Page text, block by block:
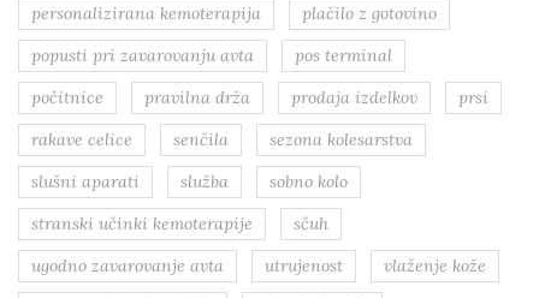
personalizirana kemoterapija
plačilo z gotovino
popusti pri zavarovanju avta
pos terminal
počitnice
pravilna drža prodaja izdelkov
prsi
rakave celice
senčila
sezona kolesarstva
slušni aparati
služba
sobno kolo
stranski učinki kemoterapije
sčuh
ugodno zavarovanje avta
utrujenost
vlaženje kože